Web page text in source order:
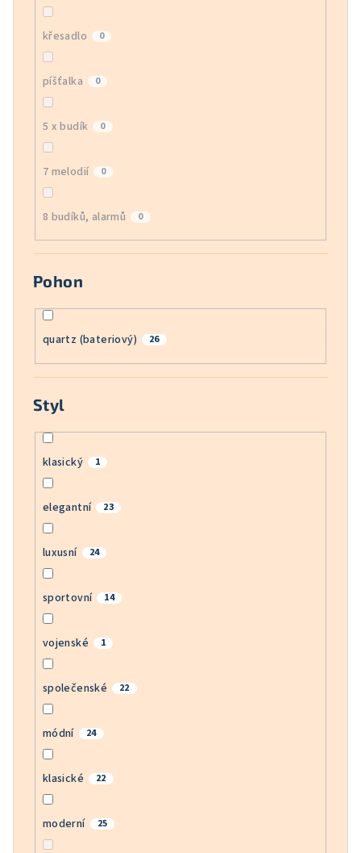
křesadlo 0
píšťalka 0
5 x budík 0
7 melodií 0
8 budíků, alarmů 0
Pohon
quartz (bateriový) 26
Styl
klasický 1
elegantní 23
luxusní 24
sportovní 14
vojenské 1
společenské 22
módní 24
klasické 22
moderní 25